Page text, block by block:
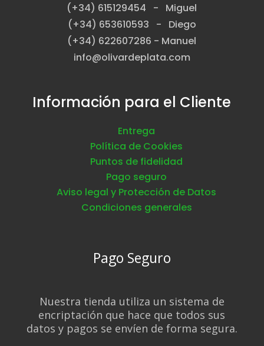
(+34) 615129454 - Miguel
(+34) 653610593 - Diego
(+34) 622607286 - Manuel
info@olivardeplata.com
Información para el Cliente
Entrega
Política de Cookies
Puntos de fidelidad
Pago seguro
Aviso legal y Protección de Datos
Condiciones generales
Pago Seguro
Nuestra tienda utiliza un sistema de
encriptación que hace que todos sus
datos y pagos se envíen de forma segura.